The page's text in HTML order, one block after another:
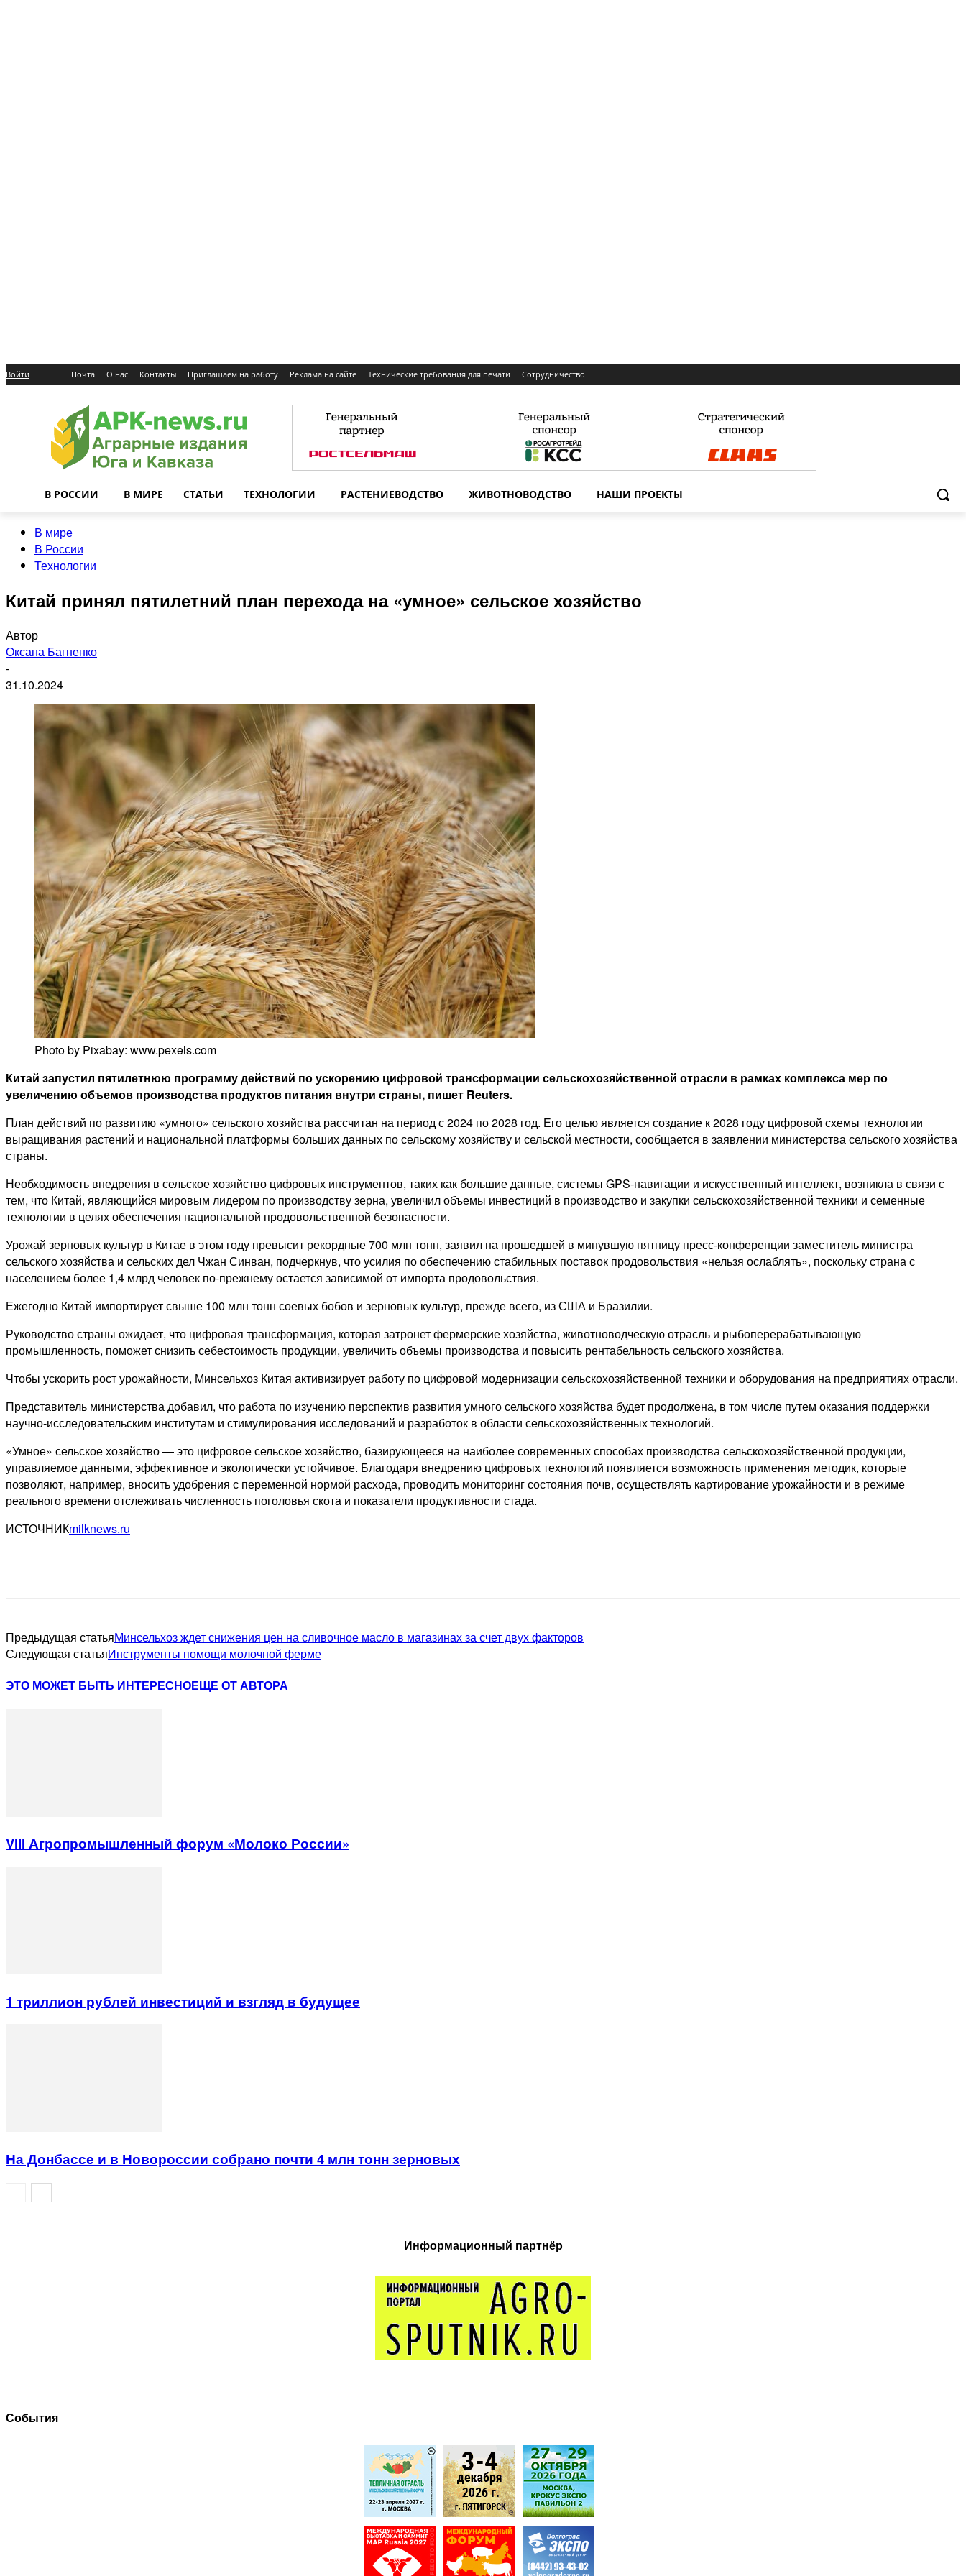
Войти Почта О нас Контакты Приглашаем на работу Реклама на сайте Технические требования для печати Сотрудничество
В РОССИИ В МИРЕ СТАТЬИ ТЕХНОЛОГИИ РАСТЕНИЕВОДСТВО ЖИВОТНОВОДСТВО НАШИ ПРОЕКТЫ
В мире
В России
Технологии
Китай принял пятилетний план перехода на «умное» сельское хозяйство
Автор
Оксана Багненко
-
31.10.2024
Photo by Pixabay: www.pexels.com
Китай запустил пятилетнюю программу действий по ускорению цифровой трансформации сельскохозяйственной отрасли в рамках комплекса мер по
увеличению объемов производства продуктов питания внутри страны, пишет Reuters.
План действий по развитию «умного» сельского хозяйства рассчитан на период с 2024 по 2028 год. Его целью является создание к 2028 году цифровой схемы технологии
выращивания растений и национальной платформы больших данных по сельскому хозяйству и сельской местности, сообщается в заявлении министерства сельского хозяйства
страны.
Необходимость внедрения в сельское хозяйство цифровых инструментов, таких как большие данные, системы GPS-навигации и искусственный интеллект, возникла в связи с
тем, что Китай, являющийся мировым лидером по производству зерна, увеличил объемы инвестиций в производство и закупки сельскохозяйственной техники и семенные
технологии в целях обеспечения национальной продовольственной безопасности.
Урожай зерновых культур в Китае в этом году превысит рекордные 700 млн тонн, заявил на прошедшей в минувшую пятницу пресс-конференции заместитель министра
сельского хозяйства и сельских дел Чжан Синван, подчеркнув, что усилия по обеспечению стабильных поставок продовольствия «нельзя ослаблять», поскольку страна с
населением более 1,4 млрд человек по-прежнему остается зависимой от импорта продовольствия.
Ежегодно Китай импортирует свыше 100 млн тонн соевых бобов и зерновых культур, прежде всего, из США и Бразилии.
Руководство страны ожидает, что цифровая трансформация, которая затронет фермерские хозяйства, животноводческую отрасль и рыбоперерабатывающую
промышленность, поможет снизить себестоимость продукции, увеличить объемы производства и повысить рентабельность сельского хозяйства.
Чтобы ускорить рост урожайности, Минсельхоз Китая активизирует работу по цифровой модернизации сельскохозяйственной техники и оборудования на предприятиях отрасли.
Представитель министерства добавил, что работа по изучению перспектив развития умного сельского хозяйства будет продолжена, в том числе путем оказания поддержки
научно-исследовательским институтам и стимулирования исследований и разработок в области сельскохозяйственных технологий.
«Умное» сельское хозяйство ― это цифровое сельское хозяйство, базирующееся на наиболее современных способах производства сельскохозяйственной продукции,
управляемое данными, эффективное и экологически устойчивое. Благодаря внедрению цифровых технологий появляется возможность применения методик, которые
позволяют, например, вносить удобрения с переменной нормой расхода, проводить мониторинг состояния почв, осуществлять картирование урожайности и в режиме
реального времени отслеживать численность поголовья скота и показатели продуктивности стада.
ИСТОЧНИКmilknews.ru
Предыдущая статьяМинсельхоз ждет снижения цен на сливочное масло в магазинах за счет двух факторов
Следующая статьяИнструменты помощи молочной ферме
ЭТО МОЖЕТ БЫТЬ ИНТЕРЕСНОЕЩЕ ОТ АВТОРА
VIII Агропромышленный форум «Молоко России»
1 триллион рублей инвестиций и взгляд в будущее
На Донбассе и в Новороссии собрано почти 4 млн тонн зерновых
Информационный партнёр
События